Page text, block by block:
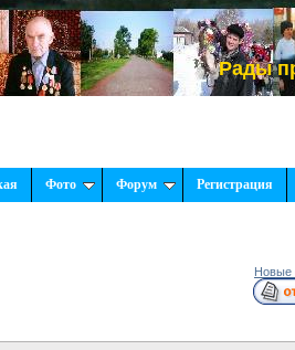
Рады
Фото Форум Регистрация
Новые